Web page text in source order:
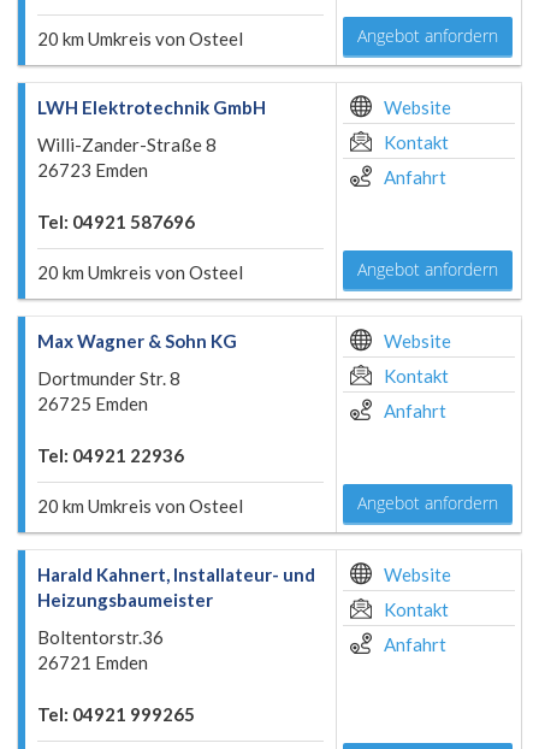
20 km Umkreis von Osteel Angebot anfordern
LWH Elektrotechnik GmbH
Willi-Zander-Straße 8
26723 Emden
Tel: 04921 587696
20 km Umkreis von Osteel
Website
Kontakt
Anfahrt
Angebot anfordern
Max Wagner & Sohn KG
Dortmunder Str. 8
26725 Emden
Tel: 04921 22936
20 km Umkreis von Osteel
Website
Kontakt
Anfahrt
Angebot anfordern
Harald Kahnert, Installateur- und
Heizungsbaumeister
Boltentorstr.36
26721 Emden
Tel: 04921 999265
Website
Kontakt
Anfahrt